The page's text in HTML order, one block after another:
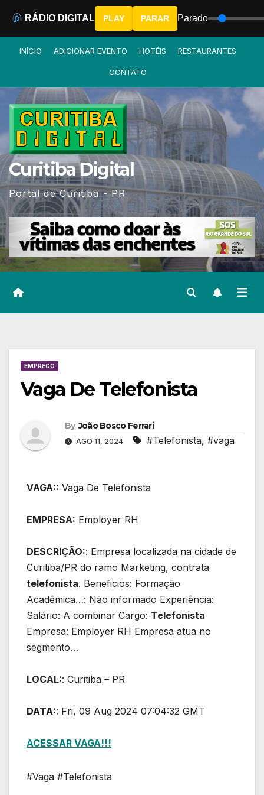
INÍCIO ADICIONAR EVENTO HOTÉIS RESTAURANTES
CONTATO
Curitiba Digital
Portal de Curitiba - PR
EMPREGO
Vaga De Telefonista
By João Bosco Ferrari
AGO 11, 2024 #Telefonista, #vaga
VAGA:: Vaga De Telefonista
EMPRESA: Employer RH
DESCRIÇÃO:: Empresa localizada na cidade de
Curitiba/PR do ramo Marketing, contrata
telefonista. Beneficios: Formação
Acadêmica…: Não informado Experiência:
Salário: A combinar Cargo: Telefonista
Empresa: Employer RH Empresa atua no
segmento…
LOCAL:: Curitiba – PR
DATA:: Fri, 09 Aug 2024 07:04:32 GMT
ACESSAR VAGA!!!
#Vaga #Telefonista
RÁDIO DIGITAL PLAY PARAR Parado